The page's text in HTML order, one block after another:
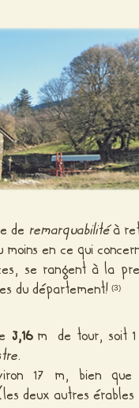
de remarquabilitéà
moins en ce qui
se rangent à la
du département! (3)
3,16m de tour, soit 1
.
17 m, bien
deux autres érables